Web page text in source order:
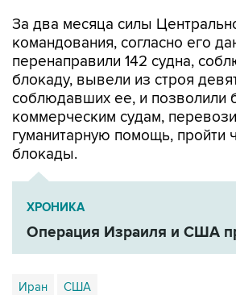
За два месяца силы
командования, согласно его
перенаправили 142 судна,
блокаду, вывели из строя
соблюдавших ее, и позволили
коммерческим судам,
гуманитарную помощь, пройти
блокады.
ХРОНИКА
Операция Израиля и США
Иран США